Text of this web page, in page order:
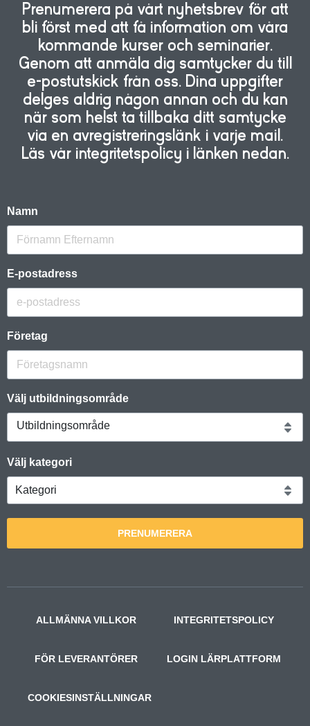
Prenumerera på vårt nyhetsbrev för att
bli först med att få information om våra
kommande kurser och seminarier.
Genom att anmäla dig samtycker du till
e-postutskick från oss. Dina uppgifter
delges aldrig någon annan och du kan
när som helst ta tillbaka ditt samtycke
via en avregistreringslänk i varje mail.
Läs vår integritetspolicy i länken nedan.
Namn
E-postadress
Företag
Välj utbildningsområde
Utbildningsområde
Välj kategori
PRENUMERERA
ALLMÄNNA VILLKOR INTEGRITETSPOLICY
FÖR LEVERANTÖRER LOGIN LÄRPLATTFORM
COOKIESINSTÄLLNINGAR